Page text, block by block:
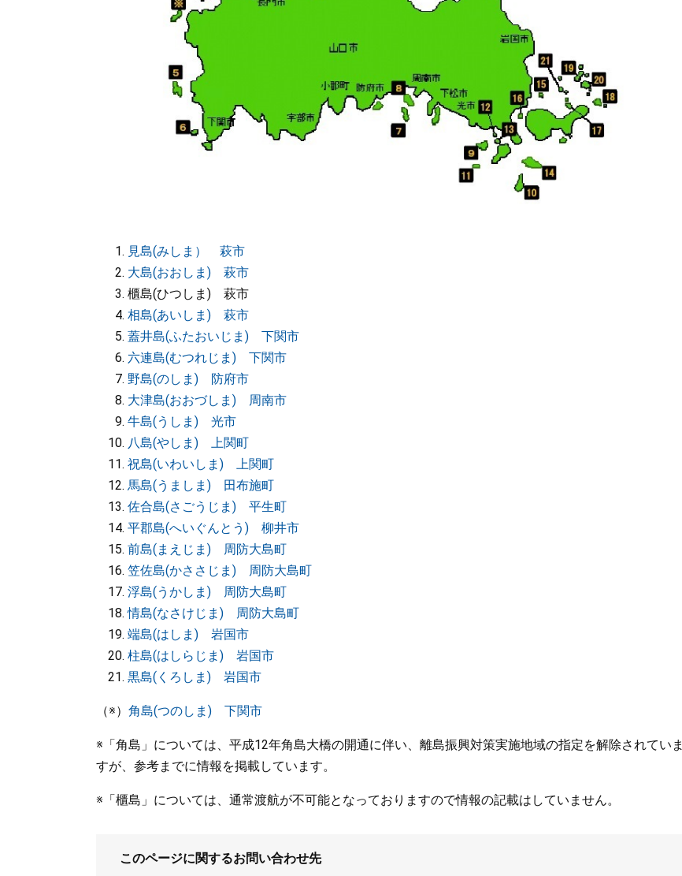
見島(みしま） 萩市
大島(おおしま) 萩市
櫃島(ひつしま) 萩市
相島(あいしま) 萩市
蓋井島(ふたおいじま) 下関市
六連島(むつれじま) 下関市
野島(のしま) 防府市
大津島(おおづしま) 周南市
牛島(うしま) 光市
八島(やしま) 上関町
祝島(いわいしま) 上関町
馬島(うましま) 田布施町
佐合島(さごうじま) 平生町
平郡島(へいぐんとう) 柳井市
前島(まえじま) 周防大島町
笠佐島(かささじま) 周防大島町
浮島(うかしま) 周防大島町
情島(なさけじま) 周防大島町
端島(はしま) 岩国市
柱島(はしらじま) 岩国市
黒島(くろしま) 岩国市
（※） 角島(つのしま) 下関市
※「角島」については、平成12年角島大橋の開通に伴い、離島振興対策実施地域の指定を解除されていま
すが、参考までに情報を掲載しています。
※「櫃島」については、通常渡航が不可能となっておりますので情報の記載はしていません。
このページに関するお問い合わせ先